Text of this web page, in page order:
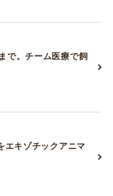
で。チーム医療で飼
エキゾチックアニマ